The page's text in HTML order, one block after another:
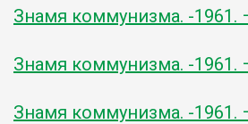
Знамя коммунизма. -1961.
Знамя коммунизма. -1961.
Знамя коммунизма. -1961.